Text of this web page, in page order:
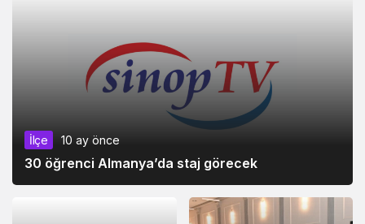
İlçe 10 ay önce
30 öğrenci Almanya’da staj görecek